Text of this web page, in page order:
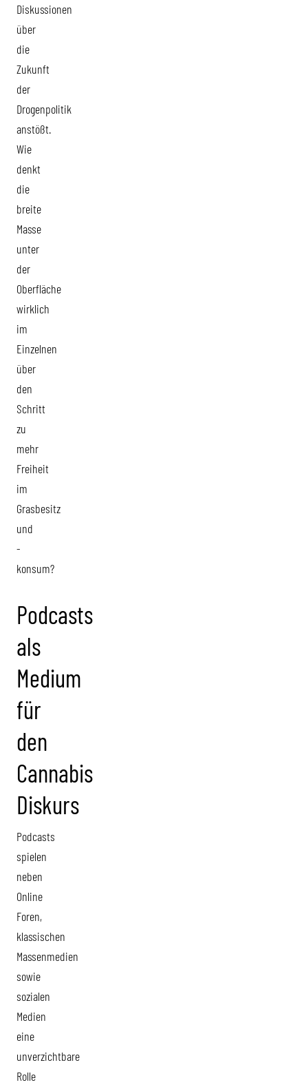
Diskussionen
über
die
Zukunft
der
Drogenpolitik
anstößt.
Wie
denkt
die
breite
Masse
unter
der
Oberfläche
wirklich
im
Einzelnen
über
den
Schritt
zu
mehr
Freiheit
im
Grasbesitz
und
-
konsum?
Podcasts
als
Medium
für
den
Cannabis
Diskurs
Podcasts
spielen
neben
Online
Foren,
klassischen
Massenmedien
sowie
sozialen
Medien
eine
unverzichtbare
Rolle